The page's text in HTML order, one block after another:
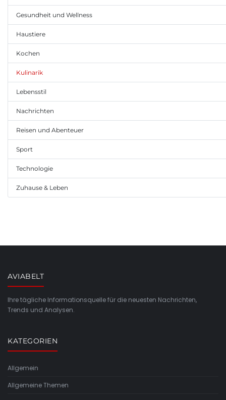
Gesundheit und Wellness
Haustiere
Kochen
Kulinarik
Lebensstil
Nachrichten
Reisen und Abenteuer
Sport
Technologie
Zuhause & Leben
AVIABELT
Ihre tägliche Informationsquelle für die neuesten Nachrichten,
Trends und Analysen.
KATEGORIEN
Allgemein
Allgemeine Themen